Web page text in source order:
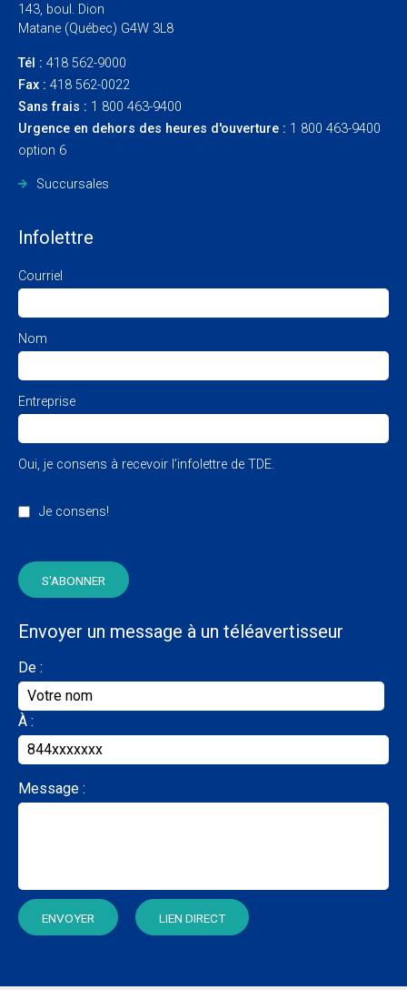
143, boul. Dion
Matane (Québec) G4W 3L8
Tél : 418 562-9000
Fax : 418 562-0022
Sans frais : 1 800 463-9400
Urgence en dehors des heures d'ouverture : 1 800 463-9400
option 6
Succursales
Infolettre
Courriel
Nom
Entreprise
Oui, je consens à recevoir l’infolettre de TDE.
Je consens!
Envoyer un message à un téléavertisseur
De :
À :
Message :